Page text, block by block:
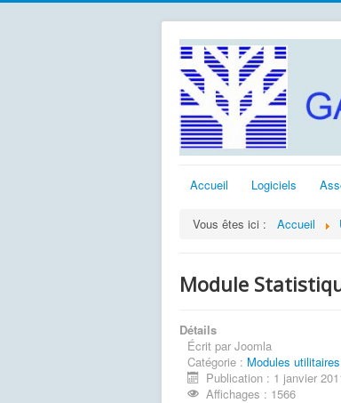
Accueil Logiciels
Vous êtes ici : Accueil
Module
Détails
Écrit par Joomla
Catégorie : Modules utilitaires
Publication : 1 janvier
Affichages : 1566